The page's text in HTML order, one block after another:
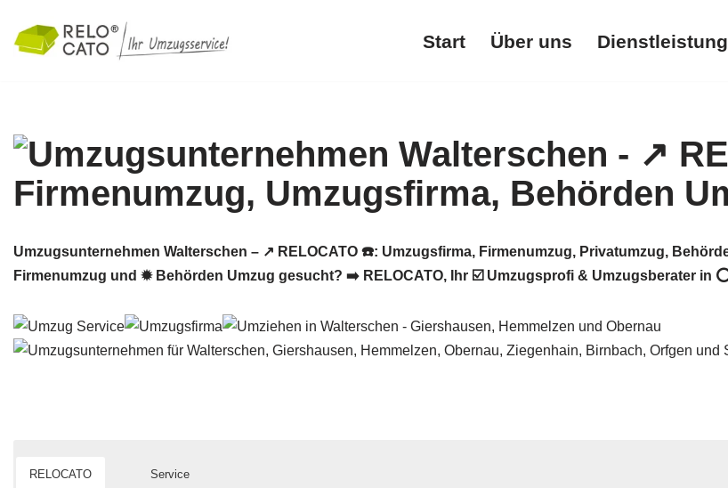
Zum
Start Über uns
Umzugsunternehmen Walterschen – ↗️ RELOCATO ☎️: Umzugsfirma, Firmenumzug, Privatumzug,
Firmenumzug und ✹ Behörden Umzug gesucht? ➡️ RELOCATO, Ihr ☑️ Umzugsprofi & Umzugsberater in
RELOCATO Service